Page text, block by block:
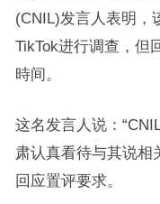
(CNIL)发言人表明，
TikTok进行调查，但
時间。
这名发言人说：
肃认真看待与其说相
回应置评要求。